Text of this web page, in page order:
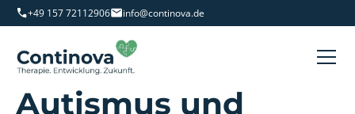
+49 157 72112906 info@continova.de
Autismus und